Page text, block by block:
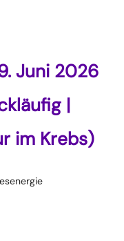
Juni 2026
|
im Krebs)